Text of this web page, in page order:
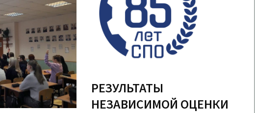
РЕЗУЛЬТАТЫ
НЕЗАВИСИМОЙ ОЦЕНКИ